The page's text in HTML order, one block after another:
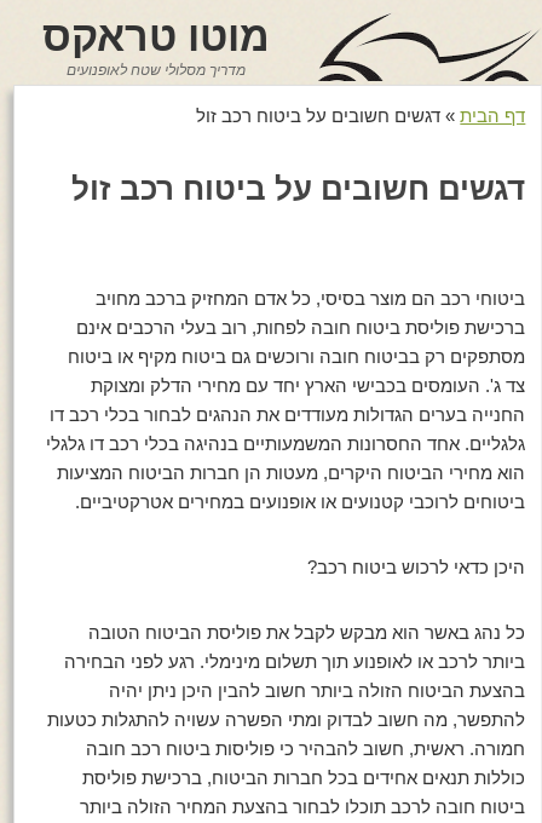
מוטו טראקס
מדריך מסלולי שטח לאופנועים
דף הבית» דגשים חשובים על ביטוח רכב זול
דגשים חשובים על ביטוח רכב זול
ביטוחי רכב הם מוצר בסיסי, כל אדם המחזיק ברכב מחויב
ברכישת פוליסת ביטוח חובה לפחות, רוב בעלי הרכבים אינם
מסתפקים רק בביטוח חובה ורוכשים גם ביטוח מקיף או ביטוח
צד ג'. העומסים בכבישי הארץ יחד עם מחירי הדלק ומצוקת
החנייה בערים הגדולות מעודדים את הנהגים לבחור בכלי רכב דו
גלגליים. אחד החסרונות המשמעותיים בנהיגה בכלי רכב דו גלגלי
הוא מחירי הביטוח היקרים, מעטות הן חברות הביטוח המציעות
ביטוחים לרוכבי קטנועים או אופנועים במחירים אטרקטיביים.
היכן כדאי לרכוש ביטוח רכב?
כל נהג באשר הוא מבקש לקבל את פוליסת הביטוח הטובה
ביותר לרכב או לאופנוע תוך תשלום מינימלי. רגע לפני הבחירה
בהצעת הביטוח הזולה ביותר חשוב להבין היכן ניתן יהיה
להתפשר, מה חשוב לבדוק ומתי הפשרה עשויה להתגלות כטעות
חמורה. ראשית, חשוב להבהיר כי פוליסות ביטוח רכב חובה
כוללות תנאים אחידים בכל חברות הביטוח, ברכישת פוליסת
ביטוח חובה לרכב תוכלו לבחור בהצעת המחיר הזולה ביותר